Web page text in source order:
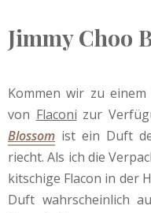
Jimmy Choo
Kommen wir zu
von Flaconi zur
Blossom ist ein Duft
riecht. Als ich die
kitschige Flacon in der
Duft wahrscheinlich